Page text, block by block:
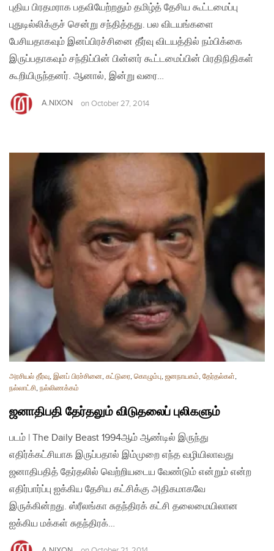
புதிய பிரதமராக பதவியேற்றதும் தமிழ்த் தேசிய கூட்டமைப்பு
புதுடில்லிக்குச் சென்று சந்தித்தது. பல விடயங்களை
பேசியதாகவும் இனப்பிரச்சினை தீர்வு விடயத்தில் நம்பிக்கை
இருப்பதாகவும் சந்திப்பின் பின்னர் கூட்டமைப்பின் பிரதிநிதிகள்
கூறியிருந்தனர். ஆனால், இன்று வரை…
A.NIXON on October 27, 2014
அரசியல் தீர்வு, இனப் பிரச்சினை, கட்டுரை, கொழும்பு, ஜனநாயகம், தேர்தல்கள்,
நல்லாட்சி, நல்லிணக்கம்
ஜனாதிபதி தேர்தலும் விடுதலைப் புலிகளும்
படம் | The Daily Beast 1994ஆம் ஆண்டில் இருந்து
எதிர்க்கட்சியாக இருப்பதால் இம்முறை எந்த வழியிலாவது
ஜனாதிபதித் தேர்தலில் வெற்றியடைய வேண்டும் என்றும் என்ற
எதிர்பார்ப்பு ஐக்கிய தேசிய கட்சிக்கு அதிகமாகவே
இருக்கின்றது. ஸ்ரீலங்கா சுதந்திரக் கட்சி தலைமையிலான
ஐக்கிய மக்கள் சுதந்திரக்…